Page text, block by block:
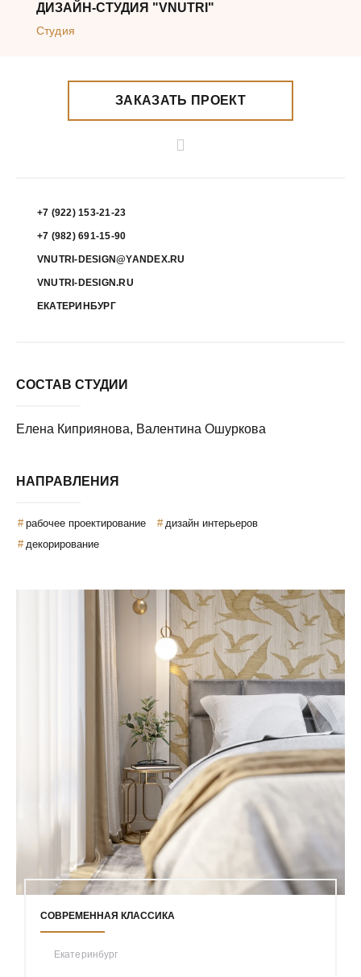
ДИЗАЙН-СТУДИЯ "VNUTRI"
Студия
ЗАКАЗАТЬ ПРОЕКТ
+7 (922) 153-21-23
+7 (982) 691-15-90
VNUTRI-DESIGN@YANDEX.RU
VNUTRI-DESIGN.RU
ЕКАТЕРИНБУРГ
СОСТАВ СТУДИИ
Елена Киприянова, Валентина Ошуркова
НАПРАВЛЕНИЯ
рабочее проектирование
дизайн интерьеров
декорирование
СОВРЕМЕННАЯ КЛАССИКА
Екатеринбург